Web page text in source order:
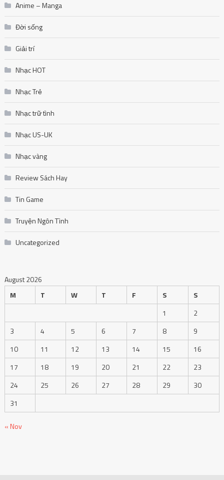
Anime – Manga
Đời sống
Giải trí
Nhạc HOT
Nhạc Trẻ
Nhạc trữ tình
Nhạc US-UK
Nhạc vàng
Review Sách Hay
Tin Game
Truyện Ngôn Tình
Uncategorized
August 2026
M
T W T F S
S
1
2
3
4 5 6 7 8
9
10
11 12 13 14 15
16
17
18 19 20 21 22
23
24
25 26 27 28 29
30
31
« Nov